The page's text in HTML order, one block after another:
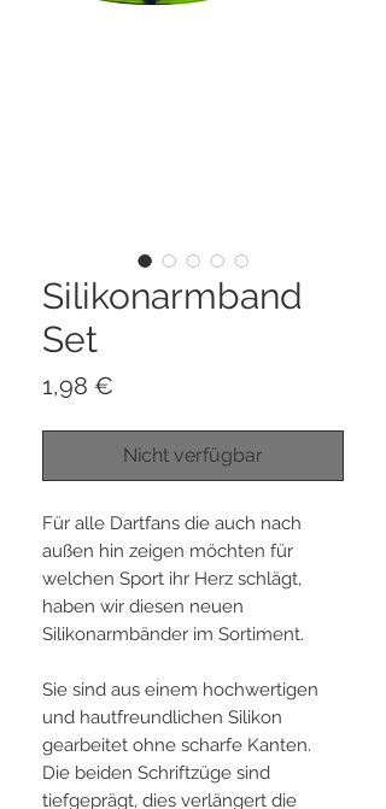
Silikonarmband
Set
1,98 €
Nicht verfügbar
Für alle Dartfans die auch nach
außen hin zeigen möchten für
welchen Sport ihr Herz schlägt,
haben wir diesen neuen
Silikonarmbänder im Sortiment.
Sie sind aus einem hochwertigen
und hautfreundlichen Silikon
gearbeitet ohne scharfe Kanten.
Die beiden Schriftzüge sind
tiefgeprägt, dies verlängert die